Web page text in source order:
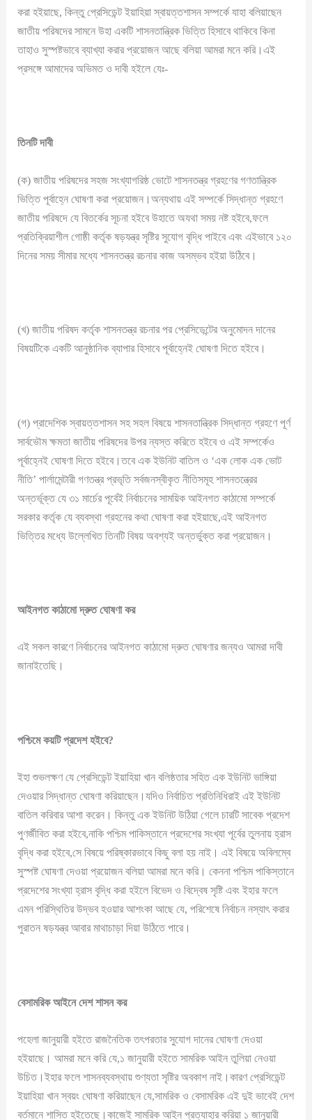
করা হইয়াছে, কিন্তু প্রেসিডেন্ট ইয়াহিয়া স্বায়ত্তশাসন সম্পর্কে যাহা বলিয়াছেন
জাতীয় পরিষদের সামনে উহা একটি শাসনতান্ত্রিক ভিত্তি হিসাবে থাকিবে কিনা
তাহাও সুস্পষ্টভাবে ব্যাখ্যা করার প্রয়োজন আছে বলিয়া আমরা মনে করি।এই
প্রসঙ্গে আমাদের অভিমত ও দাবী হইলে যেঃ-
তিনটি দাবী
(ক) জাতীয় পরিষদের সহজ সংখ্যাগরিষ্ঠ ভোটে শাসনতন্ত্র গ্রহণের গণতান্ত্রিক
ভিত্তি পূর্বাহ্নে ঘোষণা করা প্রয়োজন।অন্যথায় এই সম্পর্কে সিদ্ধান্ত গ্রহণে
জাতীয় পরিষদে যে বিতর্কের সূচনা হইবে উহাতে অযথা সময় নষ্ট হইবে,ফলে
প্রতিক্রিয়াশীল গোষ্ঠী কর্তৃক ষড়যন্ত্র সৃষ্টির সুযোগ বৃদ্ধি পাইবে এবং এইভাবে ১২০
দিনের সময় সীমার মধ্যে শাসনতন্ত্র রচনার কাজ অসম্ভব হইয়া উঠিবে।
(খ) জাতীয় পরিষদ কর্তৃক শাসনতন্ত্র রচনার পর প্রেসিডেন্টের অনুমোদন দানের
বিষয়টিকে একটি আনুষ্ঠানিক ব্যাপার হিসাবে পূর্বাহ্নেই ঘোষণা দিতে হইবে।
(গ) প্রাদেশিক স্বায়ত্তশাসন সহ সহল বিষয়ে শাসনতান্ত্রিক সিদ্ধান্ত গ্রহণে পূর্ণ
সার্বভৌম ক্ষমতা জাতীয় পরিষদের উপর ন্যস্ত করিতে হইবে ও এই সম্পর্কেও
পূর্বাহ্নেই ঘোষণা দিতে হইবে।তবে এক ইউনিট বাতিল ও ‘এক লোক এক ভোট
নীতি’ পার্লামেন্টারী গণতন্ত্র প্রভৃতি সর্বজনস্বীকৃত নীতিসমূহ শাসনতন্ত্রের
অন্তর্ভূক্ত যে ৩১ মার্চের পূর্বেই নির্বাচনের সাময়িক আইনগত কাঠামো সম্পর্কে
সরকার কর্তৃক যে ব্যবস্থা গ্রহনের কথা ঘোষণা করা হইয়াছে,এই আইনগত
ভিত্তির মধ্যে উল্লেখিত তিনটি বিষয় অবশ্যই অন্তর্ভুক্ত করা প্রয়োজন।
আইনগত কাঠামো দ্রুত ঘোষণা কর
এই সকল কারণে নির্বাচনের আইনগত কাঠামো দ্রুত ঘোষণার জন্যও আমরা দাবী
জানাইতেছি।
পশ্চিমে কয়টি প্রদেশ হইবে?
ইহা শুভলক্ষণ যে প্রেসিডেন্ট ইয়াহিয়া খান বলিষ্ঠতার সহিত এক ইউনিট ভাঙ্গিয়া
দেওয়ার সিদ্ধান্ত ঘোষণা করিয়াছেন।যদিও নির্বাচিত প্রতিনিধিরাই এই ইউনিট
বাতিল করিবার আশা করেন। কিন্তু এক ইউনিট উঠিয়া গেলে চারটি সাবেক প্রদেশ
পুণর্জীবিত করা হইবে,নাকি পশ্চিম পাকিস্তানে প্রদেশের সংখ্যা পূর্বের তুলনায় হ্রাস
বৃদ্ধি করা হইবে,সে বিষয়ে পরিষ্কারভাবে কিছু বলা হয় নাই। এই বিষয়ে অবিলম্বে
সুস্পষ্ট ঘোষণা দেওয়া প্রয়োজন বলিয়া আমরা মনে করি। কেননা পশ্চিম পাকিস্তানে
প্রদেশের সংখ্যা হ্রাস বৃদ্ধি করা হইলে বিভেদ ও বিদ্বেষ সৃষ্টি এবং ইহার ফলে
এমন পরিস্থিতির উদ্ভব হওয়ার আশংকা আছে যে, পরিশেষে নির্বাচন নস্যাৎ করার
পুরাতন ষড়যন্ত্র আবার মাথাচাড়া দিয়া উঠিতে পারে।
বেসামরিক আইনে দেশ শাসন কর
পহেলা জানুয়ারী হইতে রাজনৈতিক তৎপরতার সুযোগ দানের ঘোষণা দেওয়া
হইয়াছে। আমরা মনে করি যে,১ জানুয়ারী হইতে সামরিক আইন তুলিয়া নেওয়া
উচিত।ইহার ফলে শাসনব্যবস্থায় শুণ্যতা সৃষ্টির অবকাশ নাই।কারণ প্রেসিডেন্ট
ইয়াহিয়া খান স্বয়ং ঘোষণা করিয়াছেন যে,সামরিক ও বেসামরিক এই দুই ভাবেই দেশ
বর্তমানে শাসিত হইতেছে।কাজেই সামরিক আইন প্রত্যাহার করিয়া ১ জানুয়ারী